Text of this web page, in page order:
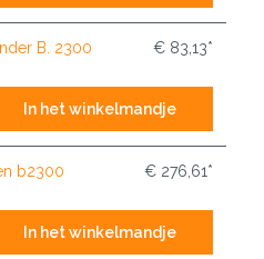
B. 2300 € 83,13*
In het winkelmandje
b2300 € 276,61*
In het winkelmandje